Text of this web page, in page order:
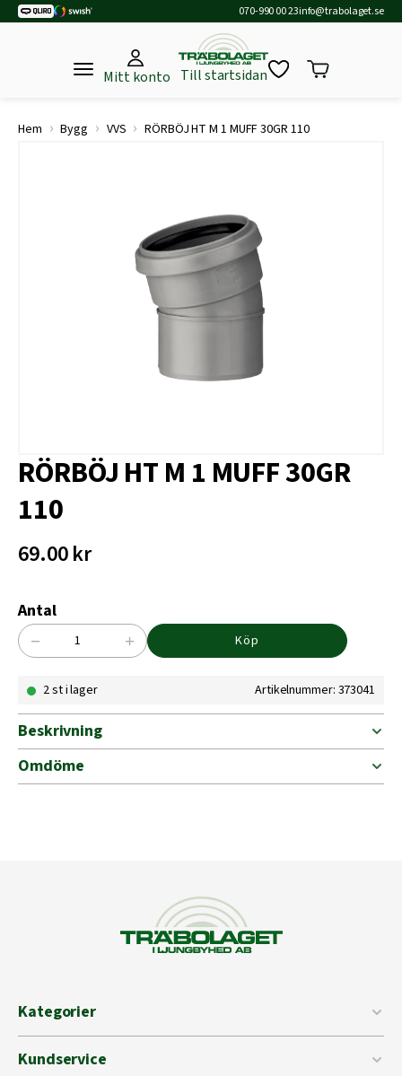
070-990 00 23info@trabolaget.se
Mitt konto Till startsidan
Hem › Bygg › VVS › RÖRBÖJ HT M 1 MUFF 30GR 110
RÖRBÖJ HT M 1 MUFF 30GR
110
69.00kr
Antal
RÖRBÖJ
MUFF
110
mängd
− + Köp
2 st i lager Artikelnummer: 373041
Beskrivning
Omdöme
Kategorier
Kundservice